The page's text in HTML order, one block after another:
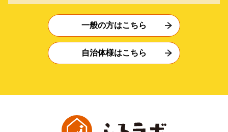
一般の方はこちら
自治体様はこちら